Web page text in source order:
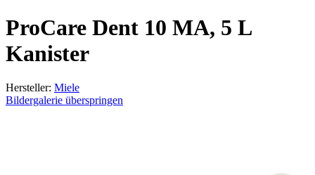
ProCare Dent 10 MA, 5 L
Kanister
Hersteller: Miele
Bildergalerie überspringen